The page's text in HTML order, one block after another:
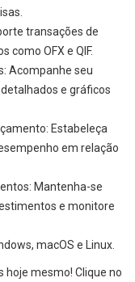
transações de
como OFX e QIF.
Acompanhe seu
e gráficos
Estabeleça
em relação
Mantenha-se
e monitore
macOS e Linux.
hoje mesmo! Clique no